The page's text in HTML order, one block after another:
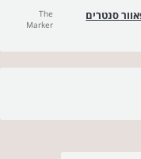
סנטרים
The
Marker